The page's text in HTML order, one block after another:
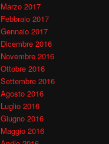
Marzo 2017
Febbraio 2017
Gennaio 2017
Dicembre 2016
Novembre 2016
Ottobre 2016
Settembre 2016
Agosto 2016
Luglio 2016
Giugno 2016
Maggio 2016